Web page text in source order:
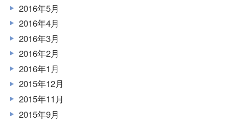
2016年5月
2016年4月
2016年3月
2016年2月
2016年1月
2015年12月
2015年11月
2015年9月